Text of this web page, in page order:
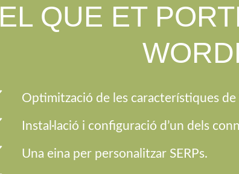
EL QUE ET
Optimització de les característiques de
Instal·lació i configuració d’un dels
Una eina per personalitzar SERPs.